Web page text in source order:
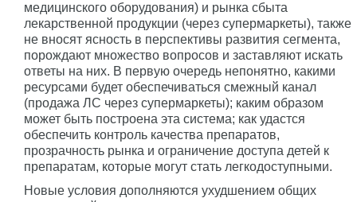
медицинского оборудования) и рынка сбыта
лекарственной продукции (через супермаркеты), также
не вносят ясность в перспективы развития сегмента,
порождают множество вопросов и заставляют искать
ответы на них. В первую очередь непонятно, какими
ресурсами будет обеспечиваться смежный канал
(продажа ЛС через супермаркеты); каким образом
может быть построена эта система; как удастся
обеспечить контроль качества препаратов,
прозрачность рынка и ограничение доступа детей к
препаратам, которые могут стать легкодоступными.
Новые условия дополняются ухудшением общих